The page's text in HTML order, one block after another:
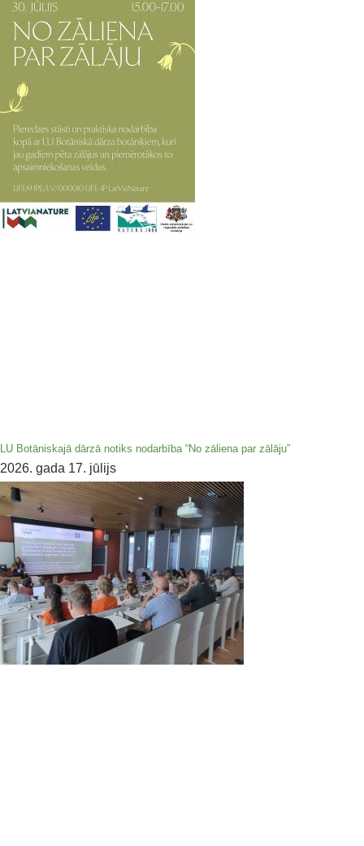
LU Botāniskajā dārzā notiks nodarbība “No zāliena par zālāju”
2026. gada 17. jūlijs